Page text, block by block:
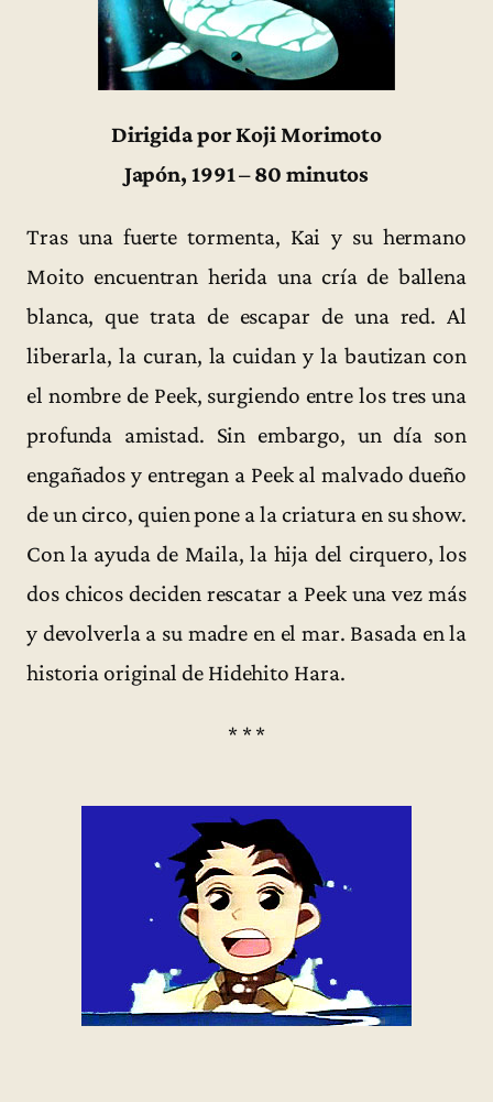
Dirigida por Koji Morimoto
Japón, 1991 – 80 minutos
Tras una fuerte tormenta, Kai y su hermano
Moito encuentran herida una cría de ballena
blanca, que trata de escapar de una red. Al
liberarla, la curan, la cuidan y la bautizan con
el nombre de Peek, surgiendo entre los tres una
profunda amistad. Sin embargo, un día son
engañados y entregan a Peek al malvado dueño
de un circo, quien pone a la criatura en su show.
Con la ayuda de Maila, la hija del cirquero, los
dos chicos deciden rescatar a Peek una vez más
y devolverla a su madre en el mar. Basada en la
historia original de Hidehito Hara.
* * *